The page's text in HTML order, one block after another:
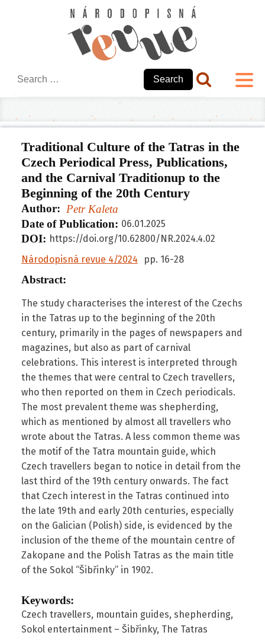
Search
Traditional Culture of the Tatras in the
Czech Periodical Press, Publications,
and the Carnival Traditionup to the
Beginning of the 20th Century
Author: Petr Kaleta
Date of Publication: 06.01.2025
DOI: https://doi.org/10.62800/NR.2024.4.02
Národopisná revue 4/2024
pp. 16-28
Abstract:
The study characterises the interest of the Czechs
in the Tatras up to the beginning of the 20th
century, primarily in the pages of newspapers and
magazines, but also as part of carnival
celebrations. This interest is interpreted through
the themes that were central to Czech travellers,
who then reported on them in Czech periodicals.
The most prevalent theme was shepherding,
which as mentioned by almost all travellers who
wrote about the Tatras. A less common theme was
the motif of the Tatra mountain guide, which
Czech travellers began to notice in detail from the
last third of the 19th century onwards. The fact
that Czech interest in the Tatras continued into
the late 19th and early 20th centuries, especially
on the Galician (Polish) side, is evidenced by the
inclusion of the theme of the mountain centre of
Zakopane and the Polish Tatras as the main title
of the Sokol “Šibřinky” in 1902.
Keywords:
Czech travellers, mountain guides, shepherding,
Sokol entertainment – Šibřinky, The Tatras